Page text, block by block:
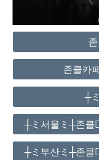
존클카
┼
┼ミ서울ミ┼존클
┼ミ부산ミ┼존클